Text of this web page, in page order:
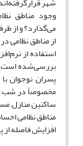
وجود مناطق
می‌گذارد؟ و از
از مناطق نظامی
بررسی‌شده است.
مخصوصاً در شب
ساکنین منازل
افزایش فاصله از